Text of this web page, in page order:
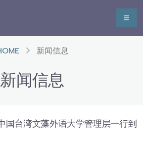
新闻信息
新闻信息
国台湾文藻外语大学管理层一行到